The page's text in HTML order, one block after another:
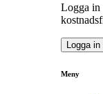
Logga in
Logga in
Meny